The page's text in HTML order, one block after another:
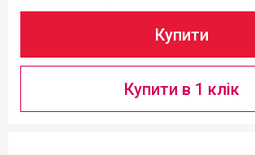
Купити
Купити в 1 клік